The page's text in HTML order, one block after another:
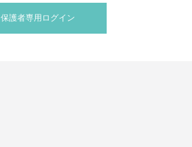
保護者専用ログイン